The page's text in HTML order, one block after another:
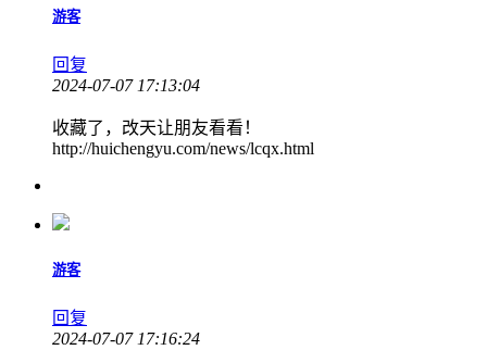
游客
回复
2024-07-07 17:13:04
收藏了，改天让朋友看看！
http://huichengyu.com/news/lcqx.html
游客
回复
2024-07-07 17:16:24